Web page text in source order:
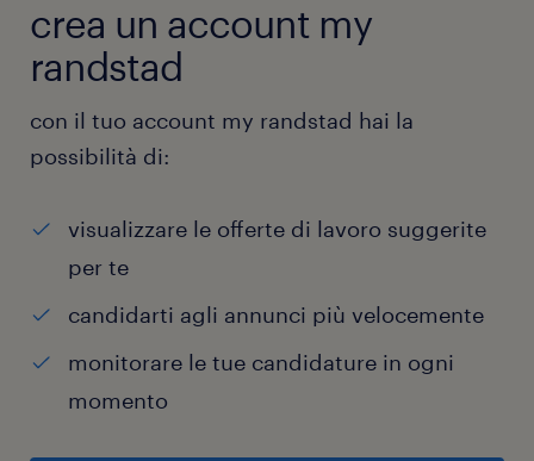
crea un account my
randstad
con il tuo account my randstad hai la
possibilità di:
visualizzare le offerte di lavoro suggerite
per te
candidarti agli annunci più velocemente
monitorare le tue candidature in ogni
momento